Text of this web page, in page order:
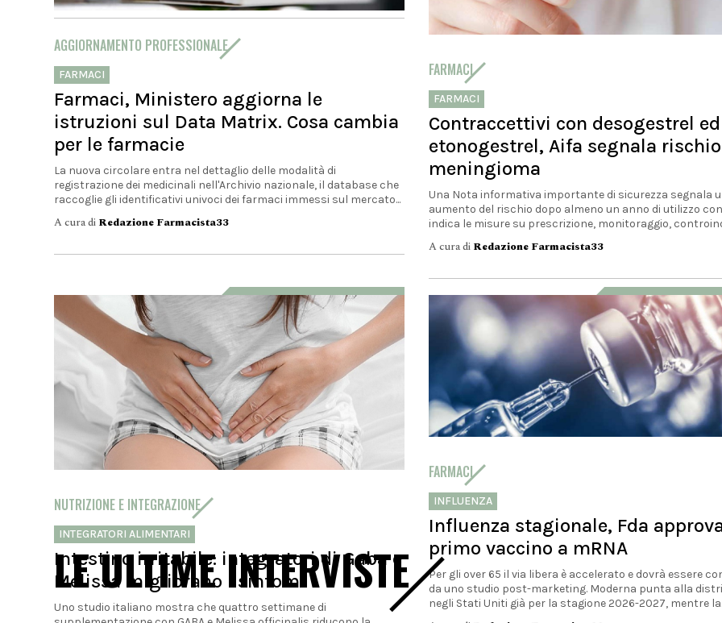
AGGIORNAMENTO PROFESSIONALE
FARMACI
Farmaci, Ministero aggiorna le
istruzioni sul Data Matrix. Cosa cambia
per le farmacie
La nuova circolare entra nel dettaglio delle modalità di
registrazione dei medicinali nell'Archivio nazionale, il database che
raccoglie gli identificativi univoci dei farmaci immessi sul mercato...
A cura di Redazione Farmacista33
FARMACI
FARMACI
Contraccettivi con desogestrel ed
etonogestrel, Aifa segnala rischio
meningioma
Una Nota informativa importante di sicurezza segnala
aumento del rischio dopo almeno un anno di utilizzo
indica le misure su prescrizione, monitoraggio,
A cura di Redazione Farmacista33
NUTRIZIONE E INTEGRAZIONE
INTEGRATORI ALIMENTARI
Intestino irritabile: integratori di Gaba e
Melissa migliorano i sintomi
Uno studio italiano mostra che quattro settimane di
FARMACI
INFLUENZA
Influenza stagionale, Fda
primo vaccino a mRNA
Per gli over 65 il via libera è accelerato e dovrà essere
da uno studio post-marketing. Moderna punta alla
negli Stati Uniti già per la stagione 2026-2027, mentre
LE ULTIME INTERVISTE